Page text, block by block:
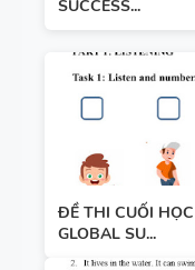
SUCCESS...
ĐỀ THI CUỐI
GLOBAL SU...